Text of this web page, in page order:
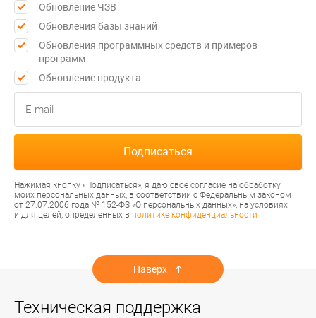
Обновление ЧЗВ
Обновления базы знаний
Обновления программных средств и примеров
программ
Обновление продукта
Нажимая кнопку «Подписаться», я даю свое согласие на обработку
моих персональных данных, в соответствии с Федеральным законом
от 27.07.2006 года № 152-ФЗ «О персональных данных», на условиях
и для целей, определенных в политике конфиденциальности
Наверх
Техническая поддержка